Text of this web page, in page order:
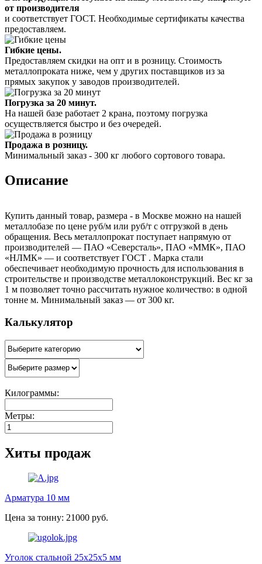
от производителя
и соответствует ГОСТ. Необходимые сертификаты качества
предоставляем.
Гибкие цены.
Предоставляем скидки на опт и в розницу. Стоимость
металлопроката ниже, чем у других поставщиков из за
прямых закупок у заводов производителей.
Погрузка за 20 минут.
На нашей базе работает 2 крана, поэтому погрузка
осуществляется быстро и без очередей.
Продажа в розницу.
Минимальный заказ - 300 кг любого сортового товара.
Описание
Купить данный товар, размера - в Москве можно на нашей
металлобазе по цене руб/м или руб/т с отгрузкой в день
обращения. Весь металлопрокат поступает напрямую от
производителей — ПАО «Северсталь», ПАО «ММК», ПАО
«НЛМК» — и соответствует ГОСТ . Марка стали
обеспечивает необходимую прочность для использования в
строительстве и производстве металлоконструкций. Вес кг за
1 м позволяет точно рассчитать нужное количество: в одной
тонне м. Минимальный заказ — от 300 кг.
Калькулятор
Килограммы:
Метры:
Хиты продаж
Арматура 10 мм
Цена за тонну: 21000 руб.
Уголок стальной 25х25х5 мм